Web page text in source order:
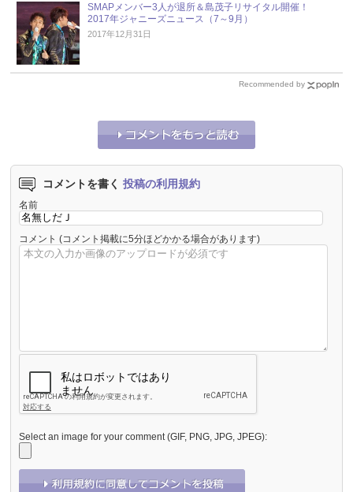
SMAPメンバー3人が退所＆島茂子リサイタル開催！
2017年ジャニーズニュース（7～9月）
2017年12月31日
Recommended by
コメントを書く 投稿の利用規約
名前
コメント (コメント掲載に5分ほどかかる場合があります)
Select an image for your comment (GIF, PNG, JPG, JPEG):